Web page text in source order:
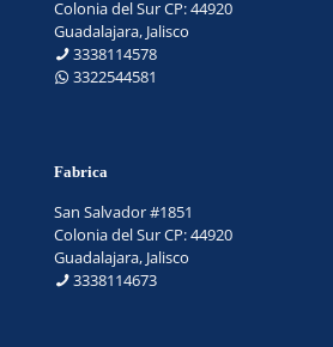
Colonia del Sur CP: 44920
Guadalajara, Jalisco
3338114578
3322544581
Fabrica
San Salvador #1851
Colonia del Sur CP: 44920
Guadalajara, Jalisco
3338114673